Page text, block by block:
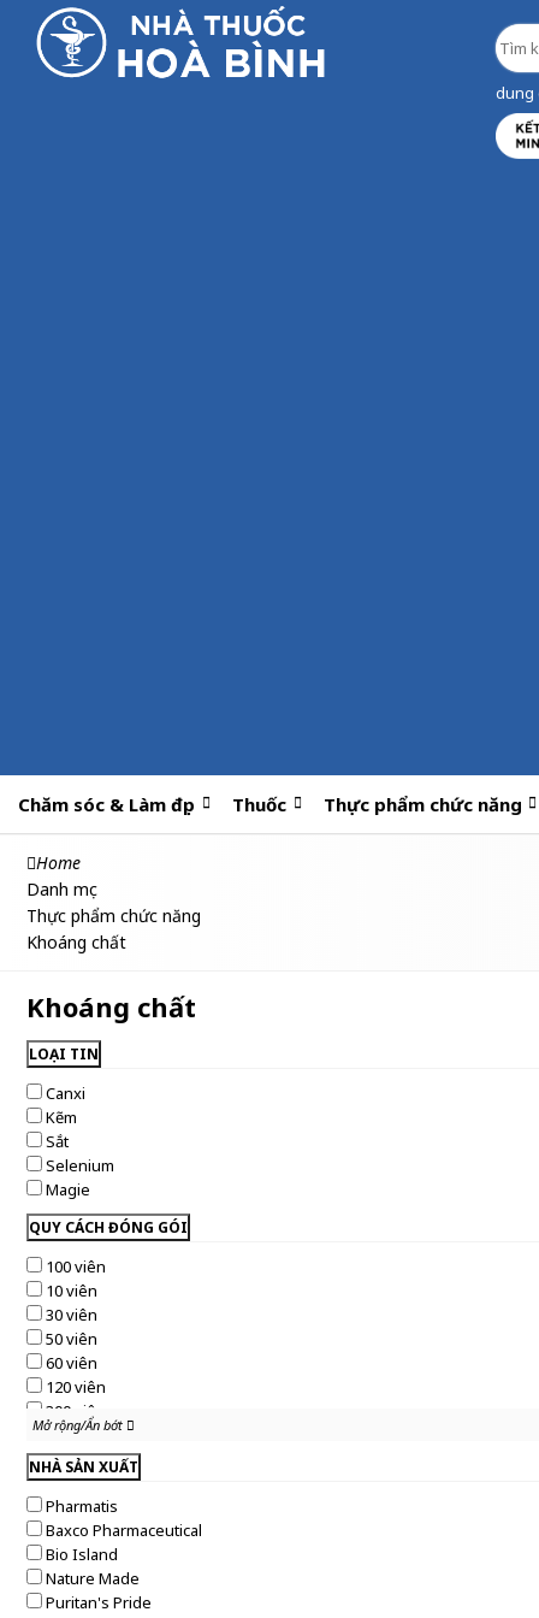
dung
Chăm sóc & Làm đẹp Thuốc Thực phẩm chức năng
Home
Danh mục
Thực phẩm chức năng
Khoáng chất
Khoáng chất
LOẠI TIN
Canxi
Kẽm
Sắt
Selenium
Magie
QUY CÁCH ĐÓNG GÓI
100 viên
10 viên
30 viên
50 viên
60 viên
120 viên
300 viên
250 viên
28 viên
10ml
120ml
20 viên
20 gói
15 viên
40 gói
Mở rộng/Ẩn bớt
Mở rộng/Ẩn bớt
NHÀ SẢN XUẤT
Pharmatis
Baxco Pharmaceutical
Bio Island
Nature Made
Puritan's Pride